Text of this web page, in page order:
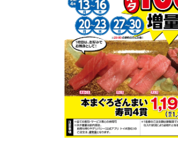
代表者あいさつ
グループ会社
会社概要
飲食事業紹介
飲食事業紹介トップ
や台ずし
これや
IR（株主・投資家）情報
IR情報トップ
会長メッセージ
採用情報
採用情報トップ
店舗物件・店舗施工管理業者の募集